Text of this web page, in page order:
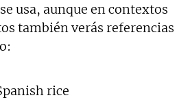
usa, aunque en contextos
también verás referencias
rice